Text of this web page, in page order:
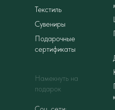
Текстиль
Сувениры
Подарочные
сертификаты
Намекнуть на
подарок